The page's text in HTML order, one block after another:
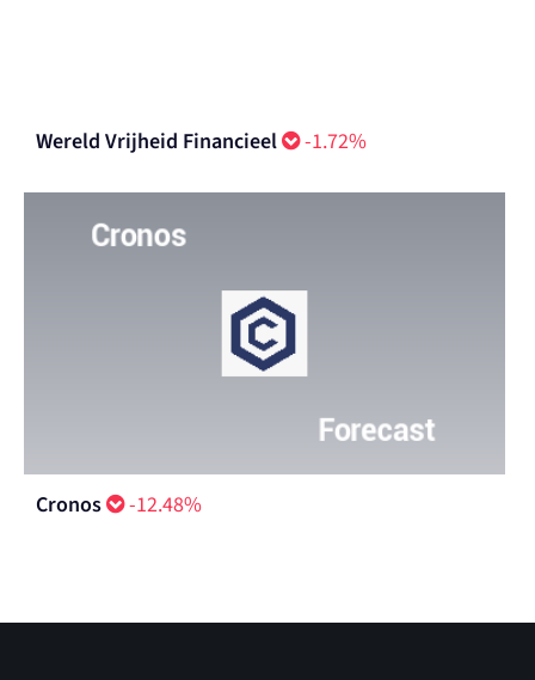
Wereld Vrijheid Financieel -1.72%
Cronos -12.48%